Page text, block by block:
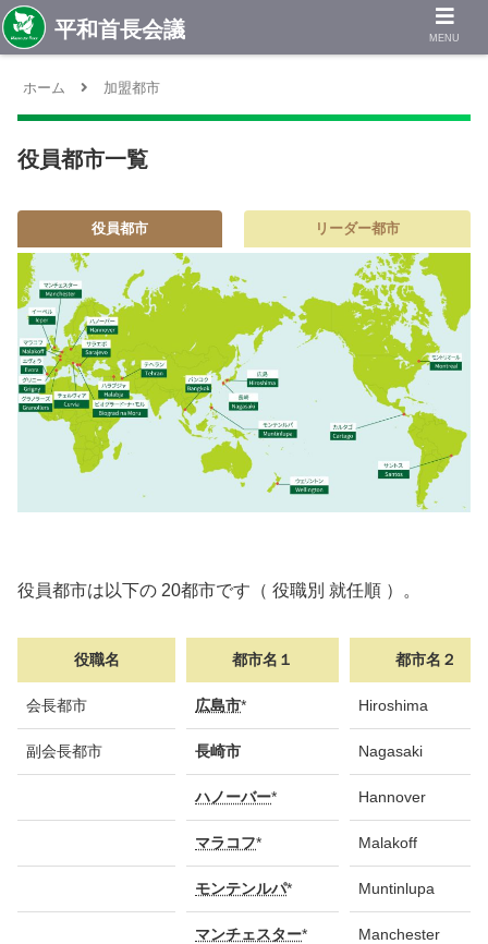
ホーム 加盟都市
役員都市一覧
役員都市 リーダー都市
役員都市は以下の 20都市です（ 役職別 就任順 ）。
役職名 都市名１ 都市名２
役職名 都市名１ 都市名２
会長都市 広島市* Hiroshima
副会長都市 長崎市 Nagasaki
ハノーバー* Hannover
マラコフ* Malakoff
モンテンルパ* Muntinlupa
マンチェスター* Manchester
MENU